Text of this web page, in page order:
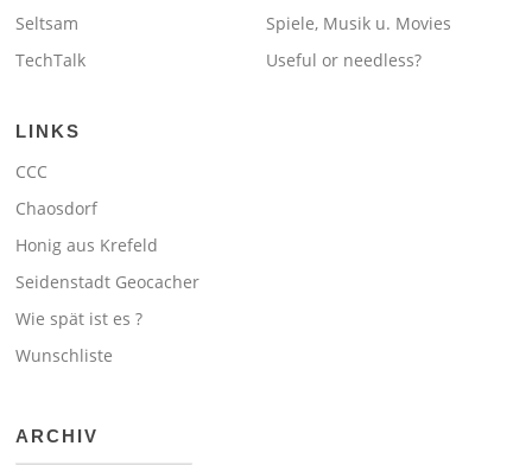
Seltsam
Spiele, Musik u. Movies
TechTalk
Useful or needless?
LINKS
CCC
Chaosdorf
Honig aus Krefeld
Seidenstadt Geocacher
Wie spät ist es ?
Wunschliste
ARCHIV